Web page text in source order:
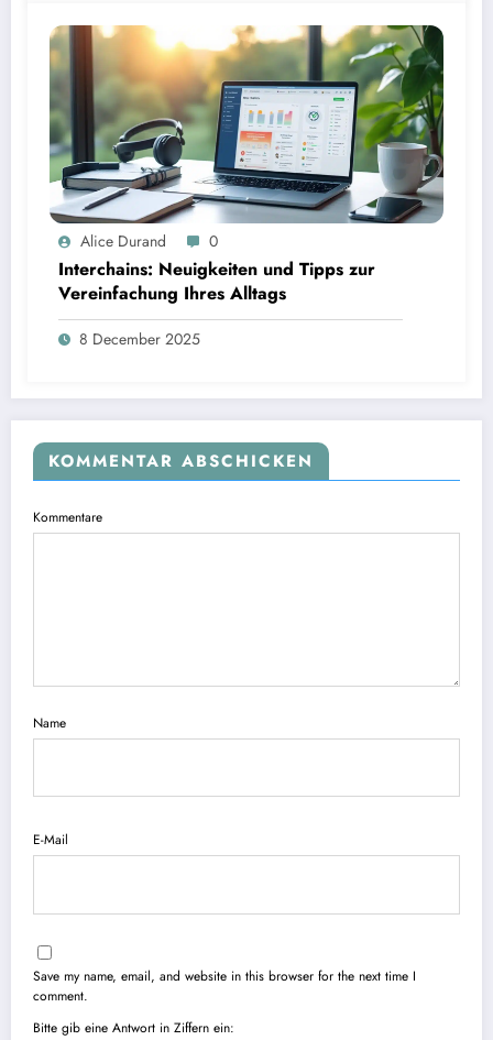
Alice Durand 0
Interchains: Neuigkeiten und Tipps zur
Vereinfachung Ihres Alltags
8 December 2025
KOMMENTAR ABSCHICKEN
Kommentare
Name
E-Mail
Save my name, email, and website in this browser for the next time I
comment.
Bitte gib eine Antwort in Ziffern ein: